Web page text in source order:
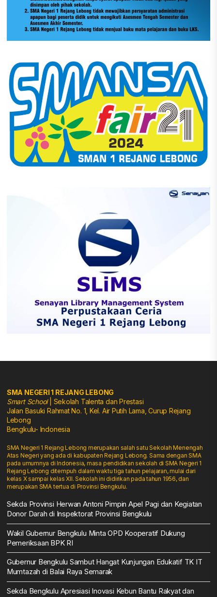
SMA NEGERI 1 REJANG LEBONG
Smart School| Sekolah Talenta dan Prestasi
Jalan Basuki Rahmat No. 1, Kel. Air Putih Lama, Curup Rejang
Lebong
Bengkulu- Indonesia
SMA Negeri 1 Rejang Lebong merupakan salah satu Sekolah Menengah
Atas Negeri yang ada di kabupaten Rejang Lebong. Sama dengan SMA
pada umumnya di Indonesia, masa pendidikan sekolah di SMA Negeri 1
Rejang Lebong ditempuh dalam waktu tiga tahun pelajaran, mulai dari
kelas X sampai kelas XII. Sekolah ini didirikan pada tahun 1956, dan
merupakan SMA tertua di Provinsi Bengkulu.
Sekda Provinsi Herwan Antoni Pimpin Apel Pagi dan Kegiatan
Donor Darah di Inspektorat Provinsi Bengkulu
Wakil Gubernur Bengkulu Minta OPD Kooperatif Dukung
Pemeriksaan BPK RI
Gubernur Bengkulu Sambut Hangat Kunjungan Edukatif TK IT
Mumtazah di Balai Raya Semarak
Sekda Bengkulu Apresiasi Inovasi Kebun Bantu Rakyat dan